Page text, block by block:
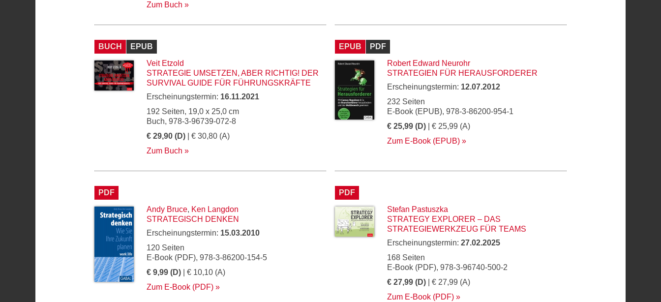
Zum Buch
BUCH
EPUB
Veit Etzold
STRATEGIE UMSETZEN, ABER RICHTIG! DER
SURVIVAL GUIDE FÜR FÜHRUNGSKRÄFTE
Erscheinungstermin: 16.11.2021
192 Seiten, 19,0 x 25,0 cm
Buch, 978-3-96739-072-8
€ 29,90 (D) | € 30,80 (A)
Zum Buch
EPUB
PDF
Robert Edward Neurohr
STRATEGIEN FÜR HERAUSFORDERER
Erscheinungstermin: 12.07.2012
232 Seiten
E-Book (EPUB), 978-3-86200-954-1
€ 25,99 (D) | € 25,99 (A)
Zum E-Book (EPUB)
PDF
Andy Bruce, Ken Langdon
STRATEGISCH DENKEN
Erscheinungstermin: 15.03.2010
120 Seiten
E-Book (PDF), 978-3-86200-154-5
€ 9,99 (D) | € 10,10 (A)
Zum E-Book (PDF)
PDF
Stefan Pastuszka
STRATEGY EXPLORER – DAS
STRATEGIEWERKZEUG FÜR TEAMS
Erscheinungstermin: 27.02.2025
168 Seiten
E-Book (PDF), 978-3-96740-500-2
€ 27,99 (D) | € 27,99 (A)
Zum E-Book (PDF)